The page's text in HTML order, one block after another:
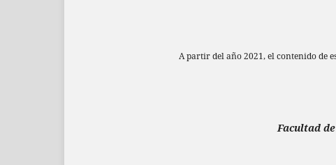
A partir del año 2021, el contenido de
Facultad